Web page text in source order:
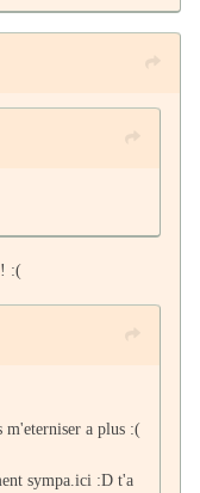
! :(
m'eterniser a plus :(
sympa.ici :D t'a